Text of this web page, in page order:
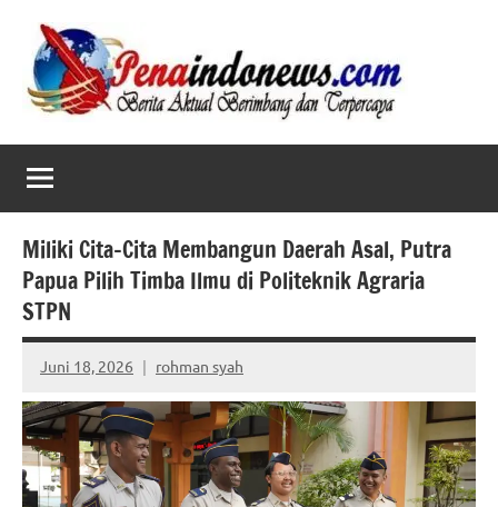
content
Miliki Cita-Cita Membangun Daerah Asal, Putra
Papua Pilih Timba Ilmu di Politeknik Agraria
STPN
Juni 18, 2026 rohman syah
No
comments